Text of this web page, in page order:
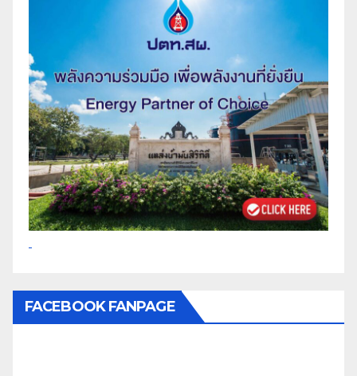
FACEBOOK FANPAGE